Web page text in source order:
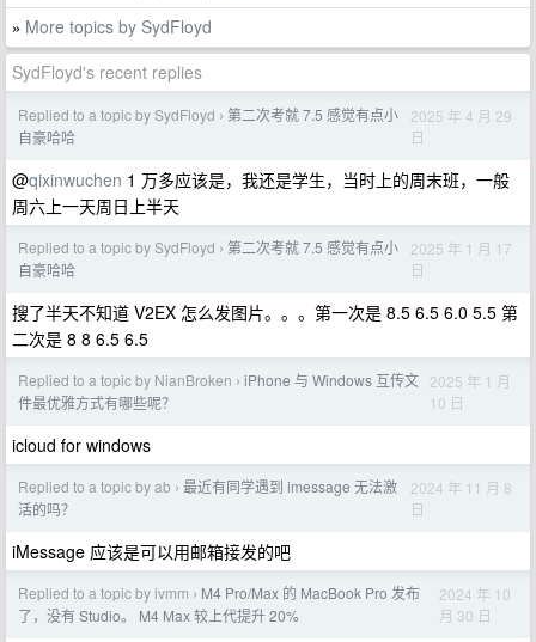
» More topics by SydFloyd
SydFloyd's recent replies
Replied to a topic by SydFloyd › 第二次考就 7.5 感觉有点小
自豪哈哈
2025 年 4 月 29
日
@qixinwuchen 1 万多应该是，我还是学生，当时上的周末班，一般
周六上一天周日上半天
Replied to a topic by SydFloyd › 第二次考就 7.5 感觉有点小
自豪哈哈
2025 年 1 月 17
日
搜了半天不知道 V2EX 怎么发图片。。。第一次是 8.5 6.5 6.0 5.5 第
二次是 8 8 6.5 6.5
Replied to a topic by NianBroken › iPhone 与 Windows 互传文
件最优雅方式有哪些呢？
2025 年 1 月
10 日
icloud for windows
Replied to a topic by ab › 最近有同学遇到 imessage 无法激
活的吗？
2024 年 11 月 8
日
iMessage 应该是可以用邮箱接发的吧
Replied to a topic by ivmm › M4 Pro/Max 的 MacBook Pro 发布
了，没有 Studio。 M4 Max 较上代提升 20%
2024 年 10
月 30 日